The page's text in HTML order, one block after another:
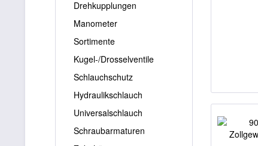
Drehkupplungen
Manometer
Sortimente
Kugel-/Drosselventile
Schlauchschutz
Hydraulikschlauch
Universalschlauch
Schraubarmaturen